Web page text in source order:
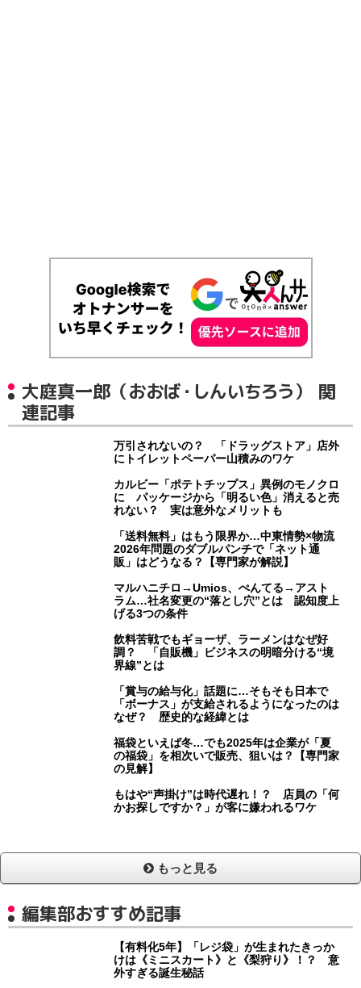
大庭真一郎（おおば・しんいちろう） 関
連記事
万引されないの？ 「ドラッグストア」店外
にトイレットペーパー山積みのワケ
カルビー「ポテトチップス」異例のモノクロ
に パッケージから「明るい色」消えると売
れない？ 実は意外なメリットも
「送料無料」はもう限界か…中東情勢×物流
2026年問題のダブルパンチで「ネット通
販」はどうなる？【専門家が解説】
マルハニチロ→Umios、ぺんてる→アスト
ラム…社名変更の“落とし穴”とは 認知度上
げる3つの条件
飲料苦戦でもギョーザ、ラーメンはなぜ好
調？ 「自販機」ビジネスの明暗分ける“境
界線”とは
「賞与の給与化」話題に…そもそも日本で
「ボーナス」が支給されるようになったのは
なぜ？ 歴史的な経緯とは
福袋といえば冬…でも2025年は企業が「夏
の福袋」を相次いで販売、狙いは？【専門家
の見解】
もはや“声掛け”は時代遅れ！？ 店員の「何
かお探しですか？」が客に嫌われるワケ
もっと見る
編集部おすすめ記事
【有料化5年】「レジ袋」が生まれたきっか
けは《ミニスカート》と《梨狩り》！？ 意
外すぎる誕生秘話